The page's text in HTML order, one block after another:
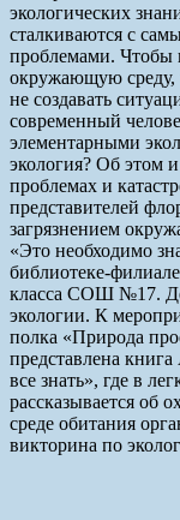
экологических
сталкиваются с
проблемами. Чтобы
окружающую среду,
не создавать
современный
элементарными
экология? Об этом
проблемах и
представителей
загрязнением
«Это необходимо
библиотеке-
класса СОШ №17.
экологии. К
полка «Природа
представлена
все знать», где в
рассказывается об
среде обитания
викторина по